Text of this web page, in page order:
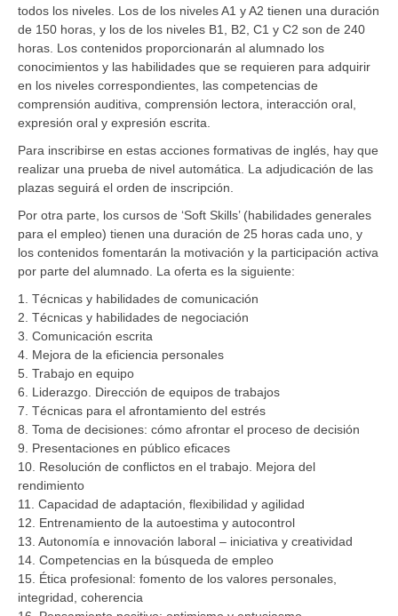
todos los niveles. Los de los niveles A1 y A2 tienen una duración
de 150 horas, y los de los niveles B1, B2, C1 y C2 son de 240
horas. Los contenidos proporcionarán al alumnado los
conocimientos y las habilidades que se requieren para adquirir
en los niveles correspondientes, las competencias de
comprensión auditiva, comprensión lectora, interacción oral,
expresión oral y expresión escrita.
Para inscribirse en estas acciones formativas de inglés, hay que
realizar una prueba de nivel automática. La adjudicación de las
plazas seguirá el orden de inscripción.
Por otra parte, los cursos de ‘Soft Skills’ (habilidades generales
para el empleo) tienen una duración de 25 horas cada uno, y
los contenidos fomentarán la motivación y la participación activa
por parte del alumnado. La oferta es la siguiente:
1. Técnicas y habilidades de comunicación
2. Técnicas y habilidades de negociación
3. Comunicación escrita
4. Mejora de la eficiencia personales
5. Trabajo en equipo
6. Liderazgo. Dirección de equipos de trabajos
7. Técnicas para el afrontamiento del estrés
8. Toma de decisiones: cómo afrontar el proceso de decisión
9. Presentaciones en público eficaces
10. Resolución de conflictos en el trabajo. Mejora del
rendimiento
11. Capacidad de adaptación, flexibilidad y agilidad
12. Entrenamiento de la autoestima y autocontrol
13. Autonomía e innovación laboral – iniciativa y creatividad
14. Competencias en la búsqueda de empleo
15. Ética profesional: fomento de los valores personales,
integridad, coherencia